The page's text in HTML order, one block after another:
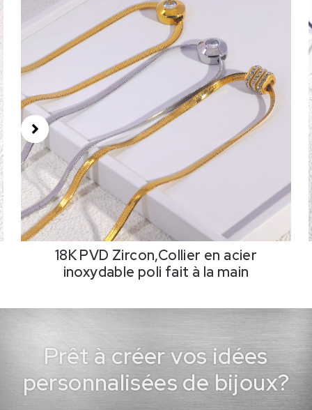
18K PVD Zircon,Collier en acier
inoxydable poli fait à la main
Prêt à créer vos idées
personnalisées de bijoux?